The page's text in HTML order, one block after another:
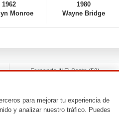
1962
Monroe
1980
Wayne Bridge
Fernando III El Santo (52)
Leonardo Leo (50)
Robert Taylor (57)
para mejorar tu experiencia de
y analizar nuestro tráfico. Puedes